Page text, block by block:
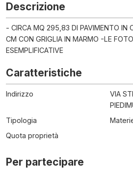
Descrizione
- CIRCA MQ 295,83 DI PAVIMENTO IN
CM CON GRIGLIA IN MARMO -LE
ESEMPLIFICATIVE
Caratteristiche
Indirizzo
VIA
Tipologia
Quota proprietà
Per partecipare